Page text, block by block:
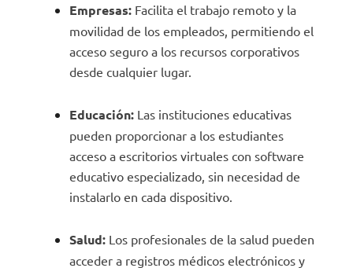
Empresas: Facilita el trabajo remoto y la
movilidad de los empleados, permitiendo el
acceso seguro a los recursos corporativos
desde cualquier lugar.
Educación: Las instituciones educativas
pueden proporcionar a los estudiantes
acceso a escritorios virtuales con software
educativo especializado, sin necesidad de
instalarlo en cada dispositivo.
Salud: Los profesionales de la salud pueden
acceder a registros médicos electrónicos y